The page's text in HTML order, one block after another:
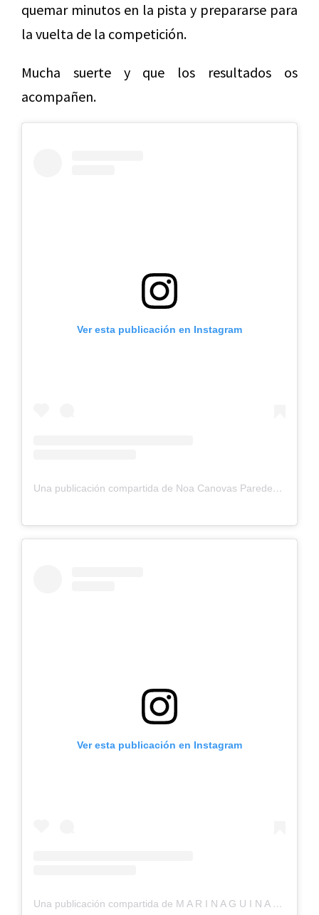
quemar minutos en la pista y prepararse para
la vuelta de la competición.
Mucha suerte y que los resultados os
acompañen.
Ver esta publicación en Instagram
Una publicación compartida de Noa Canovas Paredes (@noa.canovas_)
Ver esta publicación en Instagram
Una publicación compartida de M A R I N A G U I N A R T (@marinaguinart)